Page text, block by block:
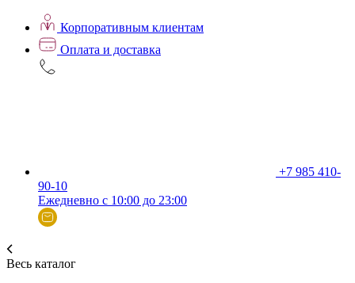
Корпоративным клиентам
Оплата и доставка
+7 985 410-
90-10
Ежедневно с 10:00 до 23:00
Весь каталог